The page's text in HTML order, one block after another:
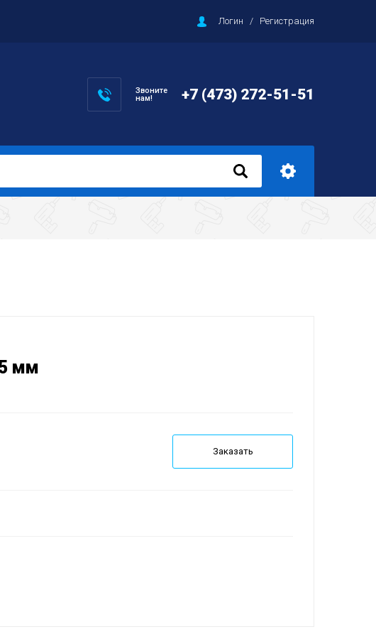
Логин / Регистрация
Звоните
нам!
+7 (473) 272-51-51
мм
Заказать